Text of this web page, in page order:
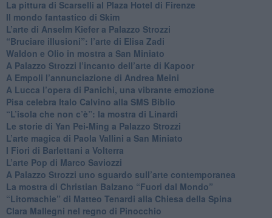
La pittura di Scarselli al Plaza Hotel di Firenze
​Il mondo fantastico di Skim
​L’arte di Anselm Kiefer a Palazzo Strozzi
​“Bruciare illusioni”: l’arte di Elisa Zadi
​Waldon e Olio in mostra a San Miniato
​A Palazzo Strozzi l’incanto dell’arte di Kapoor
​A Empoli l’annunciazione di Andrea Meini
A Lucca l’opera di Panichi, una vibrante emozione
Pisa celebra Italo Calvino alla SMS Biblio
“L’isola che non c’è”: la mostra di Linardi
​Le storie di Yan Pei-Ming a Palazzo Strozzi
​L’arte magica di Paola Vallini a San Miniato
​I Fiori di Barlettani a Volterra
​L’arte Pop di Marco Saviozzi
​A Palazzo Strozzi uno sguardo sull’arte contemporanea
La mostra di Christian Balzano “Fuori dal Mondo”
​“Litomachie” di Matteo Tenardi alla Chiesa della Spina
​Clara Mallegni nel regno di Pinocchio